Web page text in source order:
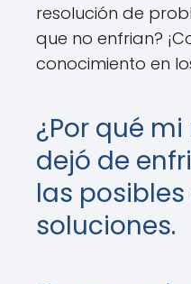
resolución de
que no enfrian?
conocimiento en
¿Por qué
dejó de
las
soluciones.